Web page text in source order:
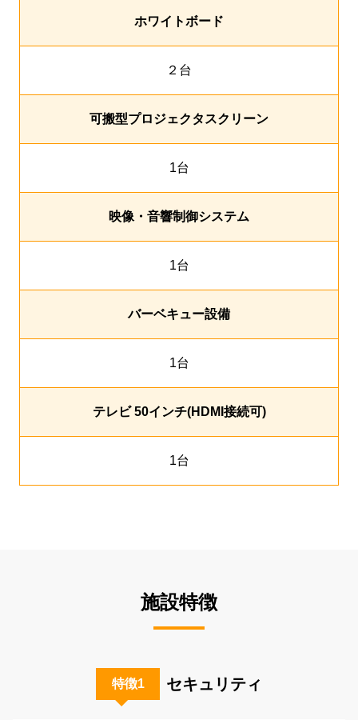
ホワイトボード
２台
可搬型プロジェクタスクリーン
1台
映像・音響制御システム
1台
バーベキュー設備
1台
テレビ 50インチ(HDMI接続可)
1台
施設特徴
特徴1 セキュリティ